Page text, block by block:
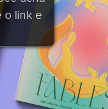
o link e